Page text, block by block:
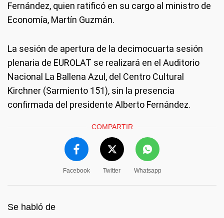
Fernández, quien ratificó en su cargo al ministro de
Economía, Martín Guzmán.
La sesión de apertura de la decimocuarta sesión
plenaria de EUROLAT se realizará en el Auditorio
Nacional La Ballena Azul, del Centro Cultural
Kirchner (Sarmiento 151), sin la presencia
confirmada del presidente Alberto Fernández.
COMPARTIR
Facebook Twitter Whatsapp
Se habló de